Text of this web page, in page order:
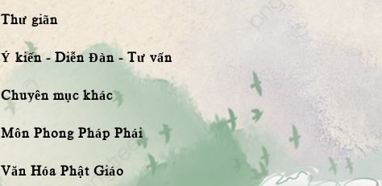
Thư giãn
Ý kiến - Diễn Đàn - Tư vấn
Chuyên mục khác
Môn Phong Pháp Phái
Văn Hóa Phật Giáo